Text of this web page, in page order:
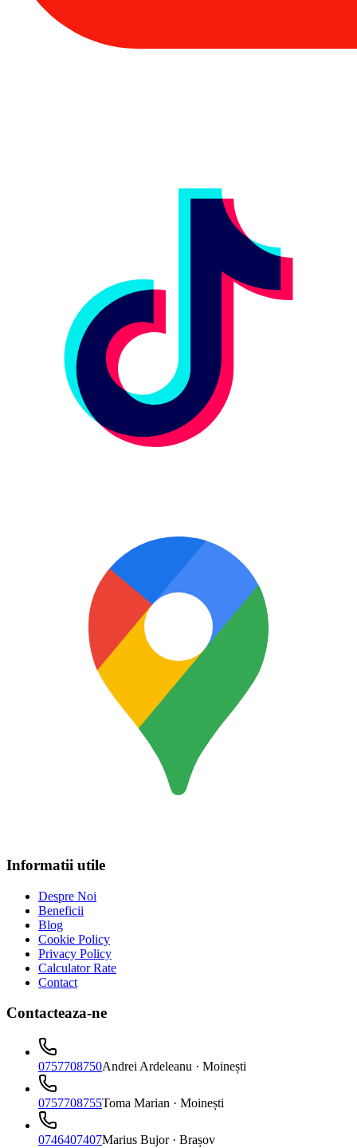
Informatii utile
Despre Noi
Beneficii
Blog
Cookie Policy
Privacy Policy
Calculator Rate
Contact
Contacteaza-ne
0757708750Andrei Ardeleanu · Moinești
0757708755Toma Marian · Moinești
0746407407Marius Bujor · Brașov